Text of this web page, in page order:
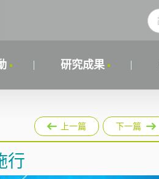
研究成果
上一篇 下一篇
行